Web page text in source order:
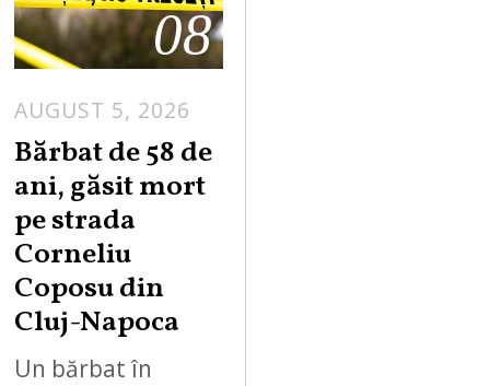
08
AUGUST 5, 2026
Bărbat de 58 de
ani, găsit mort
pe strada
Corneliu
Coposu din
Cluj-Napoca
Un bărbat în